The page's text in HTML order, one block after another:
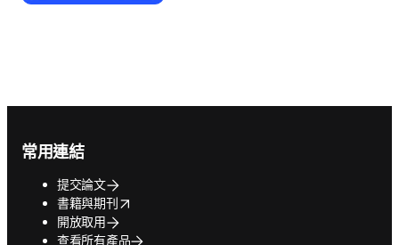
常用連結
提交論文
書籍與期刊
opens in new tab/window
開放取用
查看所有產品